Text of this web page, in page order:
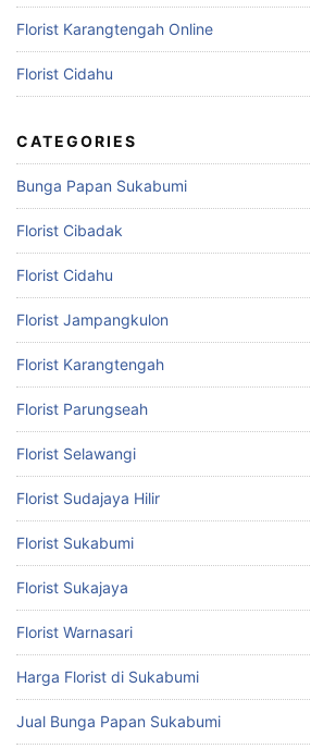
Florist Karangtengah Online
Florist Cidahu
CATEGORIES
Bunga Papan Sukabumi
Florist Cibadak
Florist Cidahu
Florist Jampangkulon
Florist Karangtengah
Florist Parungseah
Florist Selawangi
Florist Sudajaya Hilir
Florist Sukabumi
Florist Sukajaya
Florist Warnasari
Harga Florist di Sukabumi
Jual Bunga Papan Sukabumi